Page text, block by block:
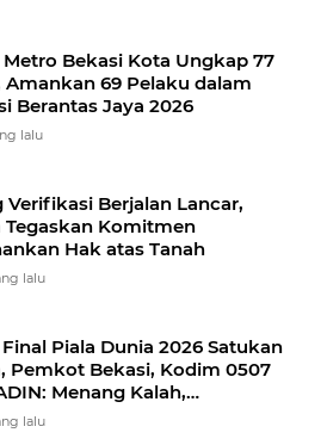
Metro Bekasi Kota Ungkap 77
Amankan 69 Pelaku dalam
Berantas Jaya 2026
lalu
Verifikasi Berjalan Lancar,
Tegaskan Komitmen
Hak atas Tanah
lalu
Piala Dunia 2026 Satukan
Pemkot Bekasi, Kodim 0507
Menang Kalah,
Tetap Juara
lalu